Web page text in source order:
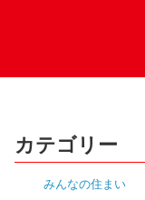
カテゴリー
みんなの住まい